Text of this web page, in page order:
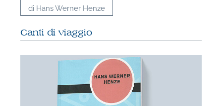
di Hans Werner Henze
Canti di viaggio